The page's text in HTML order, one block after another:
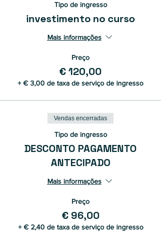
Tipo de ingresso
investimento no curso
Mais informações
Preço
€ 120,00
+ € 3,00 de taxa de serviço de ingresso
Vendas encerradas
Tipo de ingresso
DESCONTO PAGAMENTO
ANTECIPADO
Mais informações
Preço
€ 96,00
+ € 2,40 de taxa de serviço de ingresso